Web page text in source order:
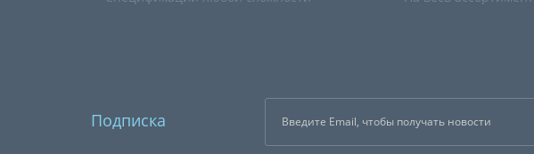
Подписка